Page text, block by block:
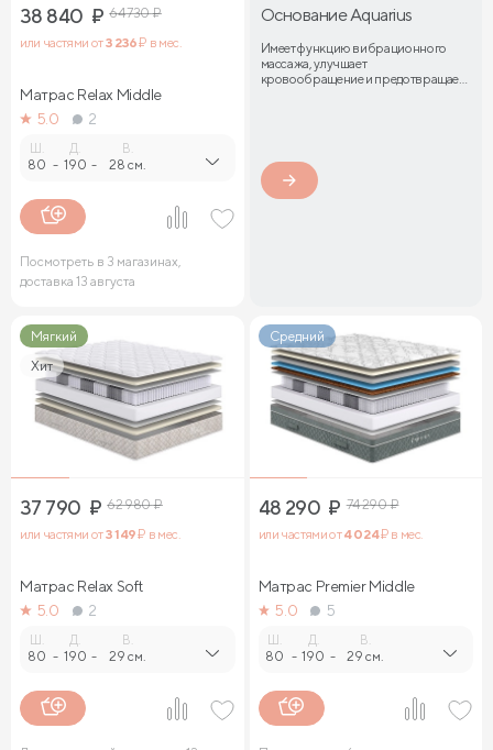
38 840 ₽ 64 730₽
или частями от3 236₽ в мес.
Матрас Relax Middle
5.0
2
80 -
Д.
190 -
В.
28 см.
Посмотреть в 3 магазинах,
доставка 13 августа
Основание Aquarius
Имеет функцию вибрационного
массажа, улучшает
кровообращение и предотвращает
Мягкий
Хит
37 790 ₽ 62 980₽
или частями от3 149₽ в мес.
Матрас Relax Soft
5.0
2
80 -
Д.
190 -
В.
29 см.
Средний
48 290 ₽ 74 290₽
или частями от4 024₽ в мес.
Матрас Premier Middle
5.0
5
80 -
Д.
190 -
В.
29 см.